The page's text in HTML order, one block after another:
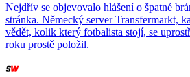
Nejdřív se objevovalo hlášení o špatné
stránka. Německý server Transfermarkt,
vědět, kolik který fotbalista stojí, se
roku prostě položil.